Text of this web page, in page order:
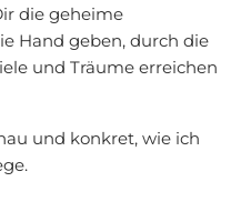
die geheime
Hand geben, durch die
und Träume erreichen
und konkret, wie ich